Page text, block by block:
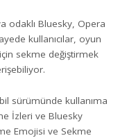
odaklı Bluesky, Opera
kullanıcılar, oyun
sekme değiştirmek
sürümünde kullanıma
İzleri ve Bluesky
Emojisi ve Sekme